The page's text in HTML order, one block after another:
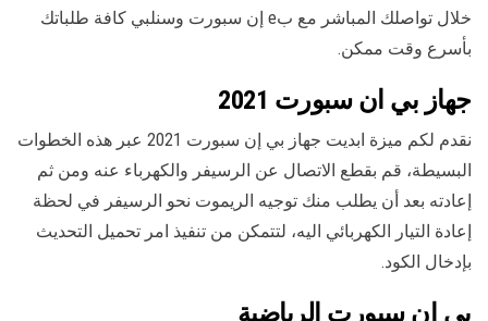
خلال تواصلك المباشر مع بe إن سبورت وسنلبي كافة طلباتك
بأسرع وقت ممكن.
جهاز بي ان سبورت 2021
نقدم لكم ميزة ابديت جهاز بي إن سبورت 2021 عبر هذه الخطوات
البسيطة، قم بقطع الاتصال عن الرسيفر والكهرباء عنه ومن ثم
إعادته بعد أن يطلب منك توجيه الريموت نحو الرسيفر في لحظة
إعادة التيار الكهربائي اليه، لتتمكن من تنفيذ امر تحميل التحديث
بإدخال الكود.
بي ان سبورت الرياضية